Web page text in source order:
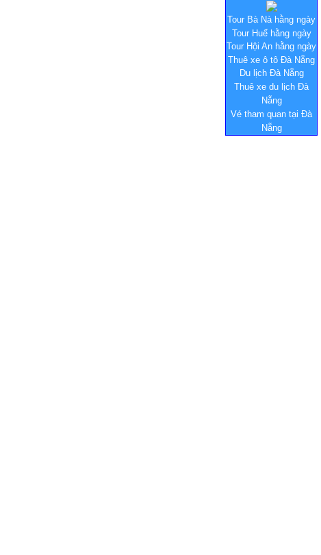
Tour Bà Nà hằng ngày
Tour Huế hằng ngày
Tour Hội An hằng ngày
Thuê xe ô tô Đà Nẵng
Du lịch Đà Nẵng
Thuê xe du lịch Đà
Nẵng
Vé tham quan tại Đà
Nẵng